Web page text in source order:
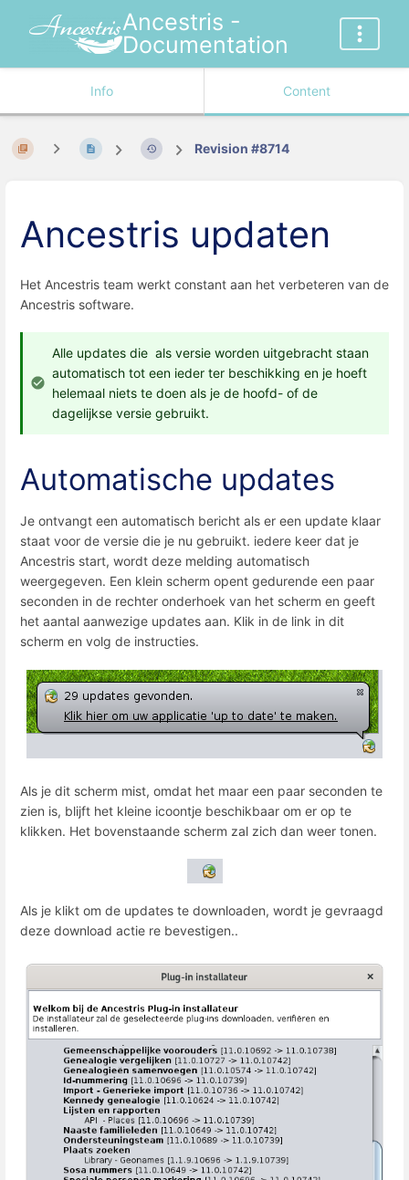
Ancestris -
Documentation
Info Content
Revision #8714
Ancestris updaten
Het Ancestris team werkt constant aan het verbeteren van de
Ancestris software.
Alle updates die als versie worden uitgebracht staan
automatisch tot een ieder ter beschikking en je hoeft
helemaal niets te doen als je de hoofd- of de
dagelijkse versie gebruikt.
Automatische updates
Je ontvangt een automatisch bericht als er een update klaar
staat voor de versie die je nu gebruikt. iedere keer dat je
Ancestris start, wordt deze melding automatisch
weergegeven. Een klein scherm opent gedurende een paar
seconden in de rechter onderhoek van het scherm en geeft
het aantal aanwezige updates aan. Klik in de link in dit
scherm en volg de instructies.
Als je dit scherm mist, omdat het maar een paar seconden te
zien is, blijft het kleine icoontje beschikbaar om er op te
klikken. Het bovenstaande scherm zal zich dan weer tonen.
Als je klikt om de updates te downloaden, wordt je gevraagd
deze download actie re bevestigen..